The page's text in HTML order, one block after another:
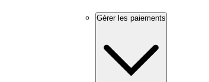
Gérer les paiements